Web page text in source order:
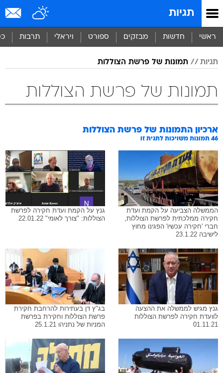
תגיות
ראשי חדשות מבזקים ספורט ויראלי תרבות
תגיות תמונות של פרשת הצוללות
תמונות של פרשת הצוללות
ארכיון התמונות של פרשת הצוללות
46 תמונות משויכות לתגית זו
הממשלה הצביעה על הקמת ועדת
חקירה ממלכתית לפרשת הצוללות,
חברי 'חקירה עכשיו' הפגינו מחוץ
לישיבה 23.1.22
גנץ על הקמת ועדת חקירה לפרשת
הצוללות: "צורך לאומי" 22.01.22
גנץ מגיש לממשלה את ההצעה
לוועדת חקירה לפרשת הצוללות
01.11.21
בג"ץ דן בעתירות להרחבת חקירת
פרשת הצוללות וחקירת בפרשת
המניות של נתניהו 25.1.21